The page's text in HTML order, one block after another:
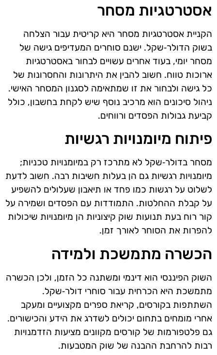
אסטרטגיות מסחר
הקניית אסטרטגיות מסחר היא קריטית עבור הצלחה
בשוק הדולר‑שקל. ישנם סוחרים המעדיפים גישה של
מסחר יומי, בעוד אחרים עשויים לבחור באסטרטגיות
ארוכות טווח. חשוב להבין את היתרונות והחסרונות של
כל גישה ולבחור את זו שמתאימה לסגנון המסחר האישי.
ניהול סיכונים הוא מרכיב נוסף שיש לקחת בחשבון, כולל
קביעת גבולות הפסדים ורווחים.
פיתוח מיומנויות רגשיות
מסחר בדולר‑שקל לא מתרכז רק במיומנויות טכניות;
מיומנויות רגשיות גם הן בעלות חשיבות רבה. חשוב לדעת
לשלוט על רגשות כמו פחד או תיאבון שעלולים להשפיע
על קבלת ההחלטות. התמודדות עם הפסדים ושמירה על
קור רוח בעת תנועות שוק קיצוניות הן מיומנויות שיכולות
להפרות את הסוחר לאורך זמן.
הכשרה מתמשכת ולמידה
השוק הפיננסי הוא דינמי ומשתנה כל הזמן, ולכן הכשרה
מתמשכת היא הכרחית עבור סוחרי דולר‑שקל.
השתתפות בקורסים, קריאת ספרים מקצועיים ומעקב
אחרי מומחים בתחום יכולים לשדרג את הידע והכישורים.
גם פלטפורמות של קורסים מקוונים מציעות הזדמנויות
רבות להרחבת ההבנה של שוק המטבעות.